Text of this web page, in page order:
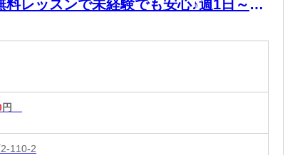
料レッスンで未経験でも安心♪週1日～1
円
110-2